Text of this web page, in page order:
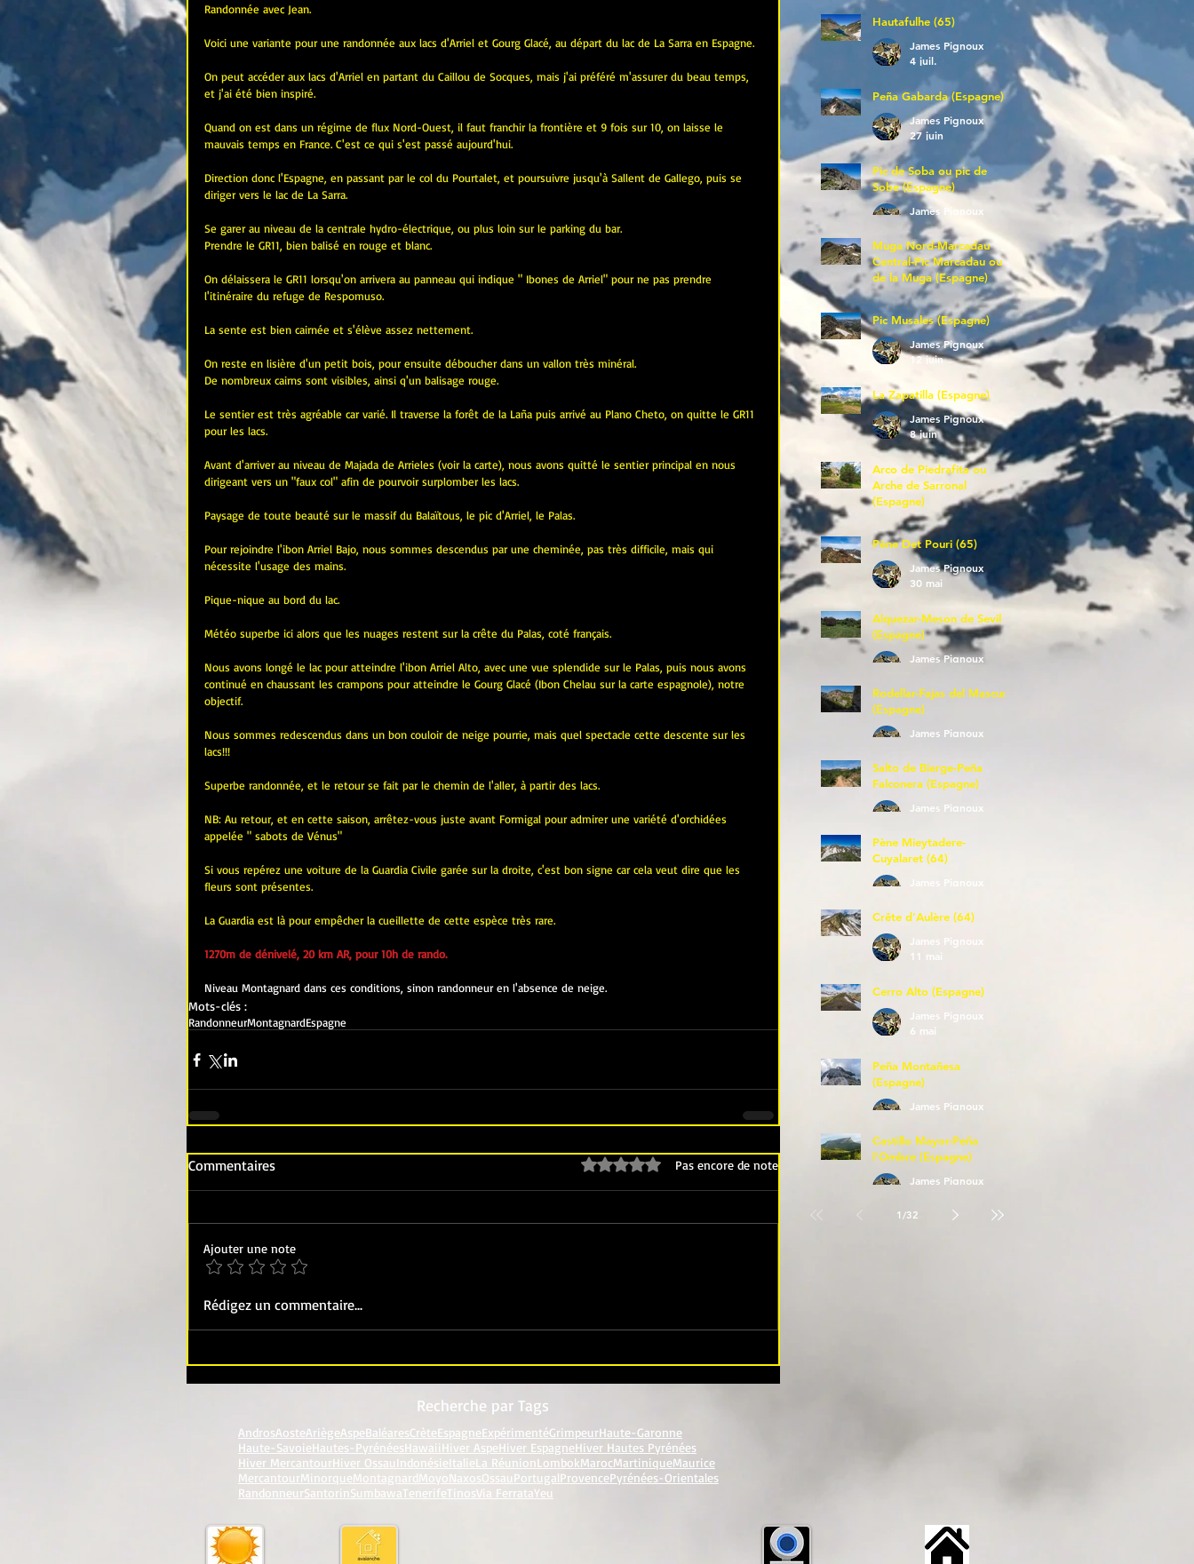
Randonnée avec Jean.
Voici une variante pour une randonnée aux lacs d'Arriel et Gourg Glacé, au départ du lac de La Sarra en Espagne.
On peut accéder aux lacs d'Arriel en partant du Caillou de Socques, mais j'ai préféré m'assurer du beau temps,
et j'ai été bien inspiré.
Quand on est dans un régime de flux Nord-Ouest, il faut franchir la frontière et 9 fois sur 10, on laisse le
mauvais temps en France. C'est ce qui s'est passé aujourd'hui.
Direction donc l'Espagne, en passant par le col du Pourtalet, et poursuivre jusqu'à Sallent de Gallego, puis se
diriger vers le lac de La Sarra.
Se garer au niveau de la centrale hydro-électrique, ou plus loin sur le parking du bar.
Prendre le GR11, bien balisé en rouge et blanc.
On délaissera le GR11 lorsqu'on arrivera au panneau qui indique " Ibones de Arriel" pour ne pas prendre
l'itinéraire du refuge de Respomuso.
La sente est bien cairnée et s'élève assez nettement.
On reste en lisière d'un petit bois, pour ensuite déboucher dans un vallon très minéral.
De nombreux cairns sont visibles, ainsi q'un balisage rouge.
Le sentier est très agréable car varié. Il traverse la forêt de la Laña puis arrivé au Plano Cheto, on quitte le GR11
pour les lacs.
Avant d'arriver au niveau de Majada de Arrieles (voir la carte), nous avons quitté le sentier principal en nous
dirigeant vers un "faux col" afin de pourvoir surplomber les lacs.
Paysage de toute beauté sur le massif du Balaïtous, le pic d'Arriel, le Palas.
Pour rejoindre l'ibon Arriel Bajo, nous sommes descendus par une cheminée, pas très difficile, mais qui
nécessite l'usage des mains.
Pique-nique au bord du lac.
Météo superbe ici alors que les nuages restent sur la crête du Palas, coté français.
Nous avons longé le lac pour atteindre l'ibon Arriel Alto, avec une vue splendide sur le Palas, puis nous avons
continué en chaussant les crampons pour atteindre le Gourg Glacé (Ibon Chelau sur la carte espagnole), notre
objectif.
Nous sommes redescendus dans un bon couloir de neige pourrie, mais quel spectacle cette descente sur les
lacs!!!
Superbe randonnée, et le retour se fait par le chemin de l'aller, à partir des lacs.
NB: Au retour, et en cette saison, arrêtez-vous juste avant Formigal pour admirer une variété d'orchidées
appelée " sabots de Vénus"
Si vous repérez une voiture de la Guardia Civile garée sur la droite, c'est bon signe car cela veut dire que les
fleurs sont présentes.
La Guardia est là pour empêcher la cueillette de cette espèce très rare.
1270m de dénivelé, 20 km AR, pour 10h de rando.
Niveau Montagnard dans ces conditions, sinon randonneur en l'absence de neige.
Mots-clés :
RandonneurMontagnardEspagne
Commentaires Noté 0 étoile sur 5. Pas encore de note
Ajouter une note
Rédigez un commentaire...
Recherche par Tags
AndrosAosteAriègeAspeBaléaresCrèteEspagneExpérimentéGrimpeurHaute-Garonne
Haute-SavoieHautes-PyrénéesHawaiiHiver AspeHiver EspagneHiver Hautes Pyrénées
Hiver MercantourHiver OssauIndonésieItalieLa RéunionLombokMarocMartiniqueMaurice
MercantourMinorqueMontagnardMoyoNaxosOssauPortugalProvencePyrénées-Orientales
RandonneurSantorinSumbawaTenerifeTinosVia FerrataYeu
5 juil.
Hautafulhe (65)
James Pignoux
4 juil.
Peña Gabarda (Espagne)
James Pignoux
27 juin
Pic de Soba ou pic de
Sobe (Espagne)
James Pignoux
25 juin
Muga Nord-Marcadau
Central-Pic Marcadau ou
de la Muga (Espagne)
James Pignoux
21 juin
Pic Musales (Espagne)
James Pignoux
12 juin
La Zapatilla (Espagne)
James Pignoux
8 juin
Arco de Piedrafita ou
Arche de Sarronal
(Espagne)
James Pignoux
7 juin
Pène Det Pouri (65)
James Pignoux
30 mai
Alquezar-Meson de Sevil
(Espagne)
James Pignoux
Rodellar-Fajas del Mascun
(Espagne)
James Pignoux
Salto de Bierge-Peña
Falconera (Espagne)
James Pignoux
Pène Mieytadere-
Cuyalaret (64)
James Pignoux
Crête d'Aulère (64)
James Pignoux
11 mai
Cerro Alto (Espagne)
James Pignoux
6 mai
Peña Montañesa
(Espagne)
James Pignoux
Castillo Mayor-Peña
l'Ombre (Espagne)
James Pignoux
1 /32